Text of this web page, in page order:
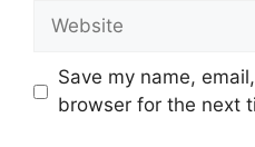
Website
Save my name,
browser for the next